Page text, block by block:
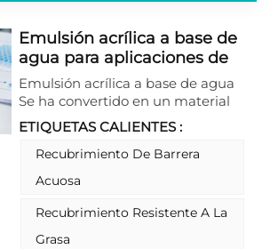
Emulsión acrílica a base de
agua para aplicaciones de
barrera en envases
Emulsión acrílica a base de agua
Se ha convertido en un material
fundamental en la industria del
embalaje, respondiendo a la
urgente necesidad de soluciones
de barrera que equilibren
rendimiento, sostenibilidad y
rentabilidad. A medida que los
alternativas de embalaje
ETIQUETAS CALIENTES :
Recubrimiento De Barrera
Acuosa
Recubrimiento Resistente A La
Grasa